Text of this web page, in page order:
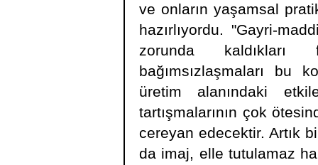
ve onların yaşamsal
hazırlıyordu. "Gayri-
zorunda kaldıkları
bağımsızlaşmaları bu
üretim alanındaki
tartışmalarının çok
cereyan edecektir. Artık
da imaj, elle tutulamaz